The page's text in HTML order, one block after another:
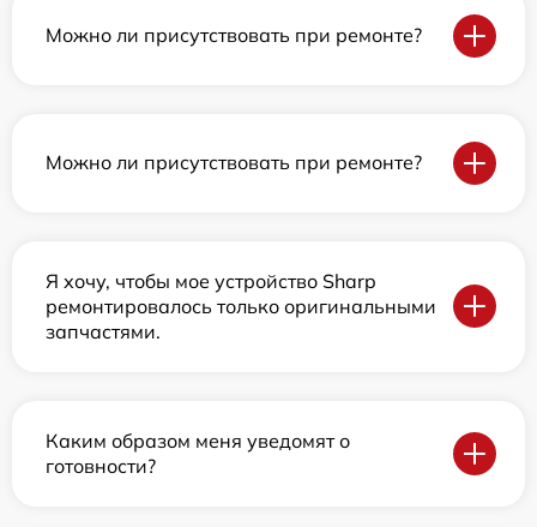
Можно ли присутствовать при ремонте?
Можно ли присутствовать при ремонте?
Я хочу, чтобы мое устройство Sharp
ремонтировалось только оригинальными
запчастями.
Каким образом меня уведомят о
готовности?